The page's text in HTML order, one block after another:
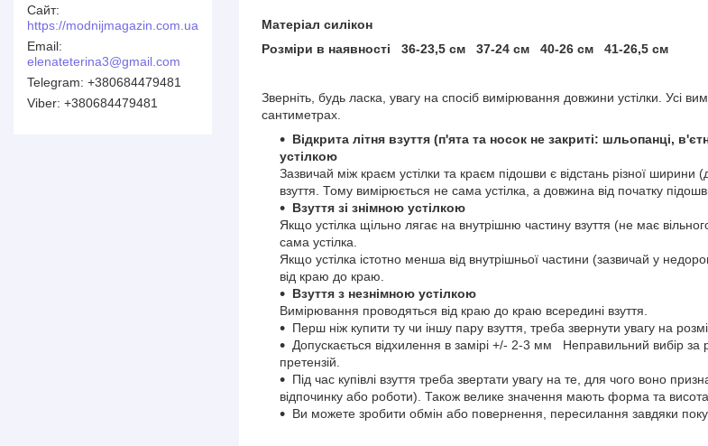
Матеріал силікон
Розміри в наявності 36-23,5 см 37-24 см 40-26 см 41-26,5 см
Зверніть, будь ласка, увагу на спосіб вимірювання довжини устілки. Усі
сантиметрах.
Відкрита літня взуття (п'ята та носок не закриті: шльопанці,
устілкою
Зазвичай між краєм устілки та краєм підошви є відстань різної ширини
взуття. Тому вимірюється не сама устілка, а довжина від початку
Взуття зі знімною устілкою
Якщо устілка щільно лягає на внутрішню частину взуття (не має
сама устілка.
Якщо устілка істотно менша від внутрішньої частини (зазвичай у
від краю до краю.
Взуття з незнімною устілкою
Вимірювання проводяться від краю до краю всередині взуття.
Перш ніж купити ту чи іншу пару взуття, треба звернути увагу на
Допускається відхилення в замірі +/- 2-3 мм Неправильний вибір
претензій.
Під час купівлі взуття треба звертати увагу на те, для чого воно
відпочинку або роботи). Також велике значення мають форма та висота
Ви можете зробити обмін або повернення, пересилання завдяки
https://modnijmagazin.com.ua
elenateterina3@gmail.com
+380684479481
+380684479481